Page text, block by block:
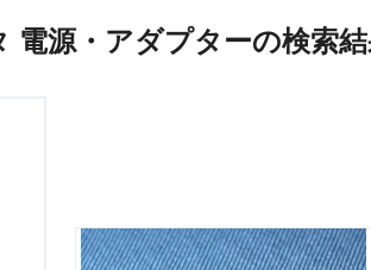
電源・アダプターの検索